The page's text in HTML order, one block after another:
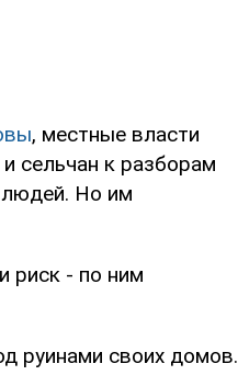
, местные власти
сельчан к разборам
людей. Но им
риск - по ним
руинами своих домов.